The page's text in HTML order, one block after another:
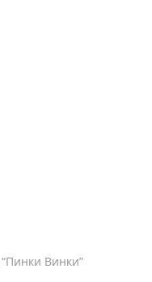
Винки”